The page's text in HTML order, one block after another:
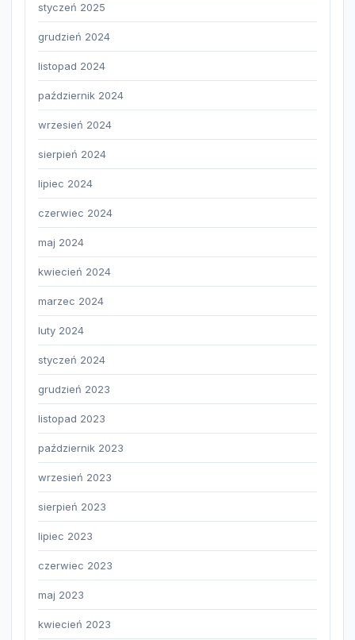
styczeń 2025
grudzień 2024
listopad 2024
październik 2024
wrzesień 2024
sierpień 2024
lipiec 2024
czerwiec 2024
maj 2024
kwiecień 2024
marzec 2024
luty 2024
styczeń 2024
grudzień 2023
listopad 2023
październik 2023
wrzesień 2023
sierpień 2023
lipiec 2023
czerwiec 2023
maj 2023
kwiecień 2023